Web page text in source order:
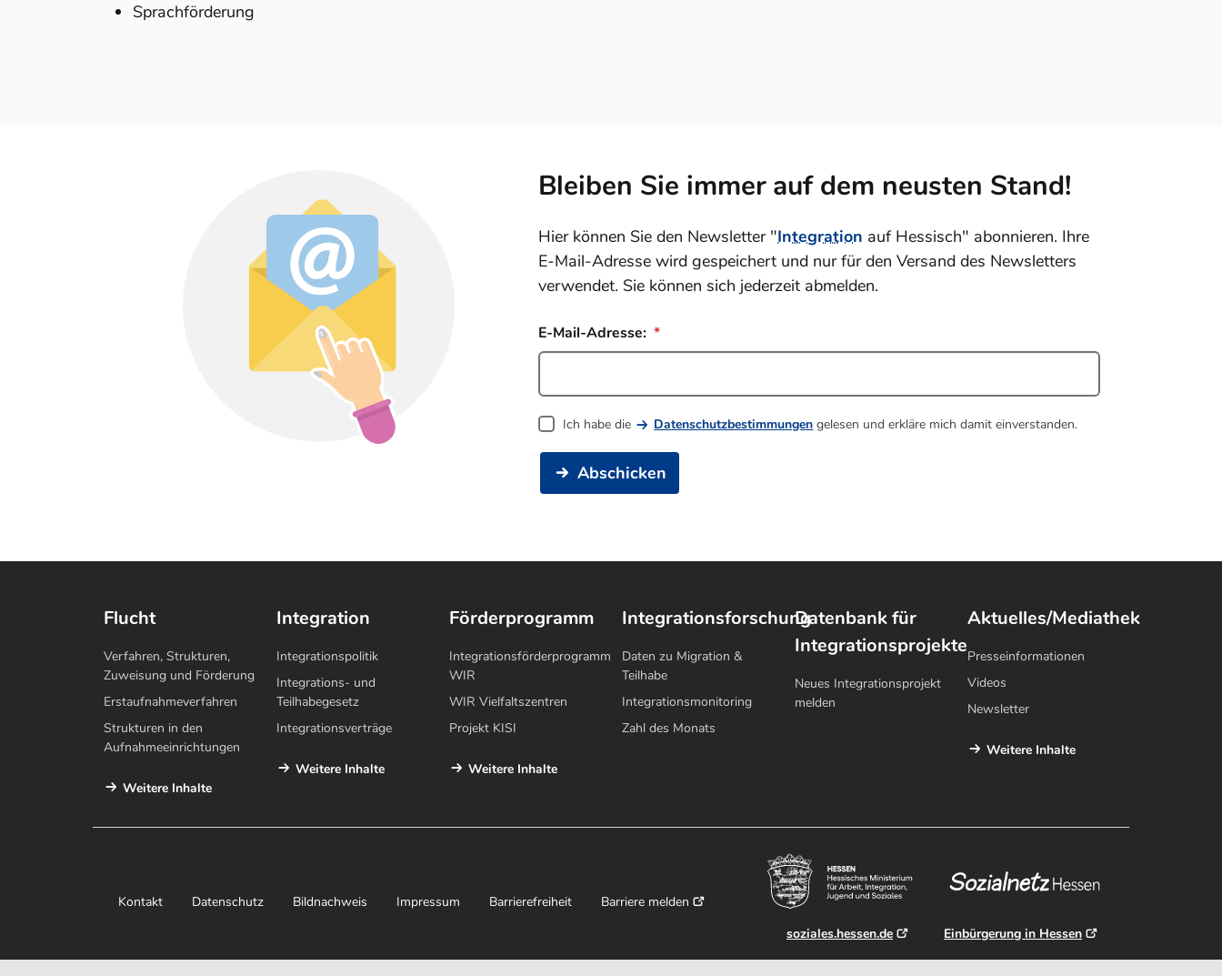
Sprachförderung
Bleiben Sie immer auf dem neusten Stand!
Hier können Sie den Newsletter "Integration auf Hessisch" abonnieren. Ihre
E-Mail-Adresse wird gespeichert und nur für den Versand des Newsletters
verwendet. Sie können sich jederzeit abmelden.
E-Mail-Adresse:
Ich habe die Datenschutzbestimmungen gelesen und erkläre mich damit einverstanden.
Abschicken
Flucht
Verfahren, Strukturen,
Zuweisung und Förderung
Erstaufnahmeverfahren
Strukturen in den
Aufnahmeeinrichtungen
Weitere Inhalte
Integration
Integrationspolitik
Integrations- und
Teilhabegesetz
Integrationsverträge
Weitere Inhalte
Förderprogramm
Integrationsförderprogramm
WIR
WIR Vielfaltszentren
Projekt KISI
Weitere Inhalte
Integrationsforschung
Daten zu Migration &
Teilhabe
Integrationsmonitoring
Zahl des Monats
Datenbank für
Integrationsprojekte
Neues Integrationsprojekt
melden
Aktuelles/Mediathek
Presseinformationen
Videos
Newsletter
Weitere Inhalte
Kontakt Datenschutz Bildnachweis Impressum Barrierefreiheit
Barriere melden
soziales.hessen.de
Einbürgerung in Hessen